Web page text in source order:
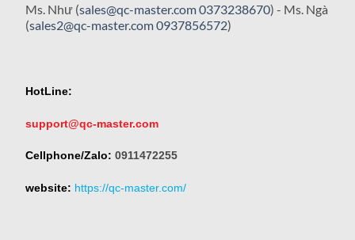
Ms. Như (sales@qc-master.com0373238670) - Ms. Ngà
(sales2@qc-master.com0937856572)
HotLine:
support@qc-master.com
Cellphone/Zalo: 0911472255
website: https://qc-master.com/